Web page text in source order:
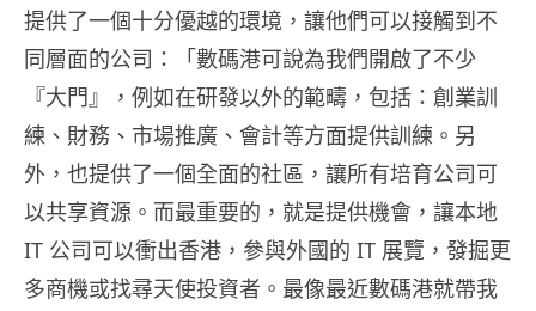
提供了一個十分優越的環境，讓他們可以接觸到不
同層面的公司：「數碼港可說為我們開啟了不少
『大門』，例如在研發以外的範疇，包括：創業訓
練、財務、市場推廣、會計等方面提供訓練。另
外，也提供了一個全面的社區，讓所有培育公司可
以共享資源。而最重要的，就是提供機會，讓本地
IT 公司可以衝出香港，參與外國的 IT 展覽，發掘更
多商機或找尋天使投資者。最像最近數碼港就帶我